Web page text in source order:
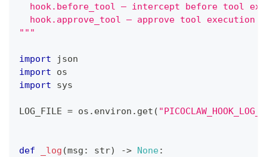
hook.before_tool – intercept before tool
hook.approve_tool – approve tool execution
"""
import json
import os
import sys
LOG_FILE = os . environ . get (
def _log (msg : str) -> None: